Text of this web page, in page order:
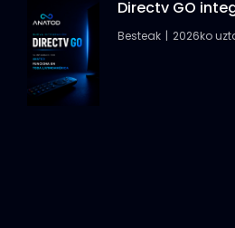
Directv GO
Besteak 2026ko